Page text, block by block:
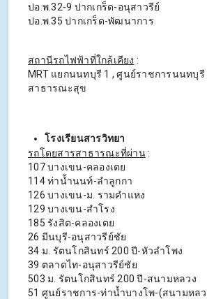
ปอ.พ.32-9 ปากเกร็ด-อนุสาวรีย์
ปอ.พ.35 ปากเกร็ด-พัฒนาการ
สถานีรถไฟฟ้าที่ใกล้เคียง :
MRT แยกนนทบุรี 1 , ศูนย์ราชการนนทบุรี
สาธารณะสุข
โรงเรียนสารวิทยา
รถโดยสารสาธารณะที่ผ่าน:
107 บางเขน-คลองเตย
114 ท่าน้ำนนท์-ลำลูกกา
126 บางเขน-ม. รามคำแหง
129 บางเขน-สำโรง
185 รังสิต-คลองเตย
26 มีนบุรี-อนุสาวรีย์ชัย
34 ม. รัตนโกสินทร์ 200 ปี-หัวลำโพง
39 ตลาดไท-อนุสาวรีย์ชัย
503 ม. รัตนโกสินทร์ 200 ปี-สนามหลวง
51 ศูนย์ราชการ-ท่าน้ำบางโพ-(สนามหลว